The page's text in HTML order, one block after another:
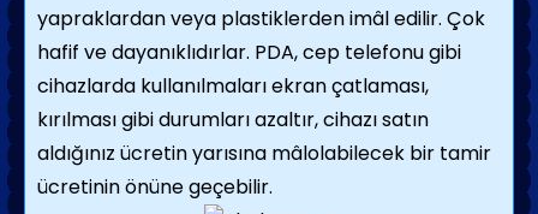
yapraklardan veya plastiklerden imâl edilir. Çok
hafif ve dayanıklıdırlar. PDA, cep telefonu gibi
cihazlarda kullanılmaları ekran çatlaması,
kırılması gibi durumları azaltır, cihazı satın
aldığınız ücretin yarısına mâlolabilecek bir tamir
ücretinin önüne geçebilir.